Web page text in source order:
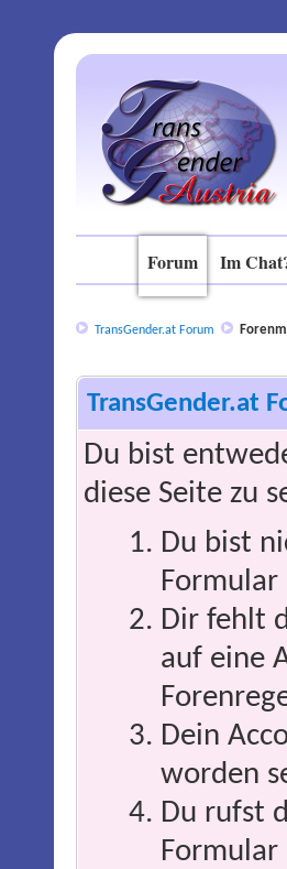
Forum Im
TransGender.at Forum
TransGender.at
Du bist
diese Seite zu
Du bist
Formular
Dir fehlt
auf eine
Dein
worden
Du rufst
Formular